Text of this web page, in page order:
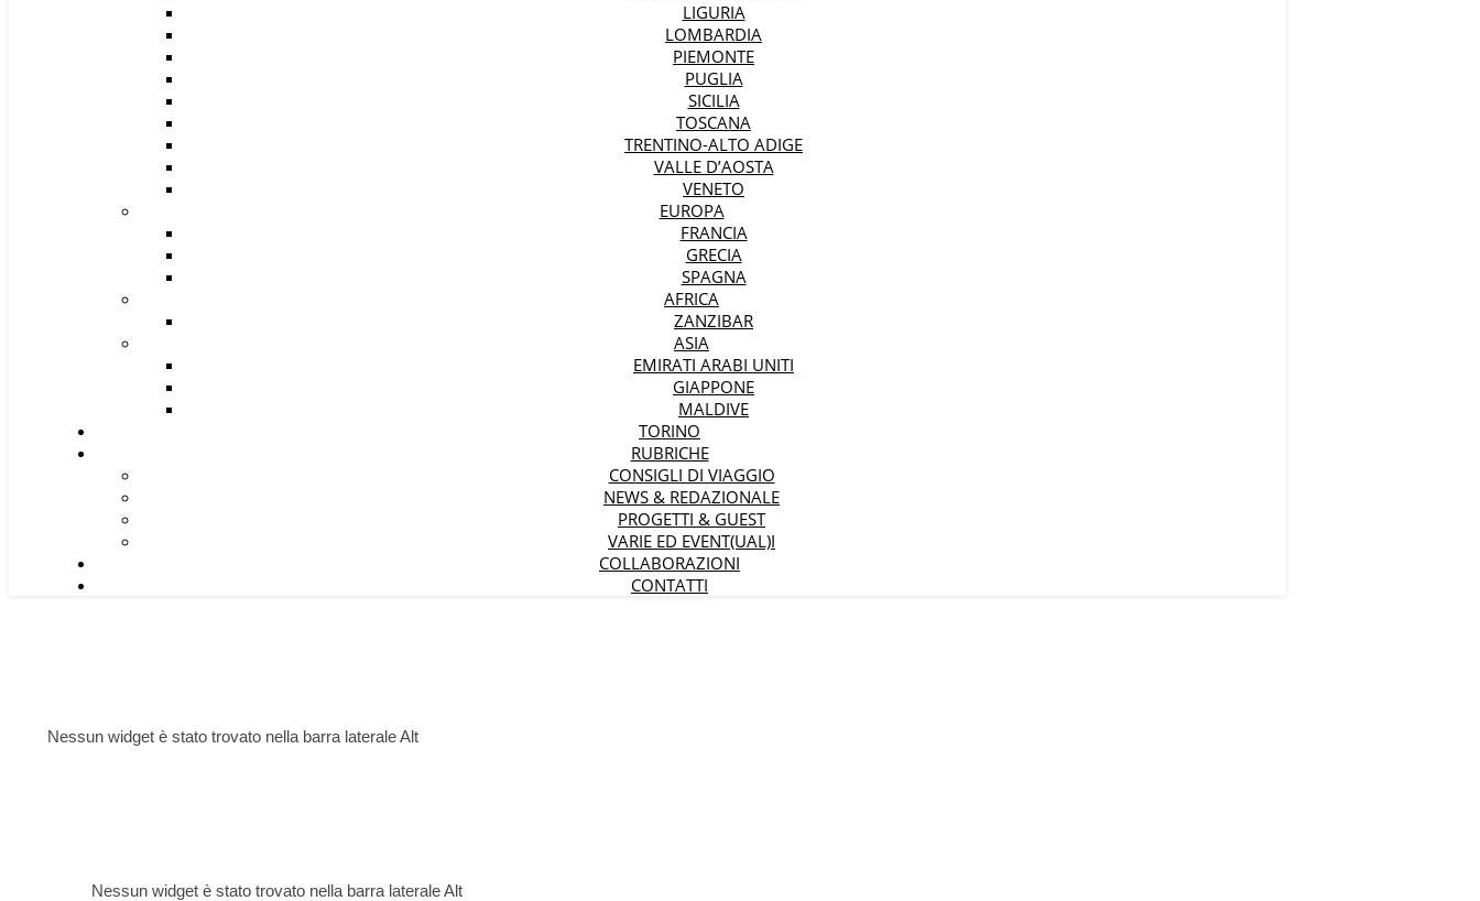
LIGURIA
LOMBARDIA
PIEMONTE
PUGLIA
SICILIA
TOSCANA
TRENTINO-ALTO ADIGE
VALLE D’AOSTA
VENETO
EUROPA
FRANCIA
GRECIA
SPAGNA
AFRICA
ZANZIBAR
ASIA
EMIRATI ARABI UNITI
GIAPPONE
MALDIVE
TORINO
RUBRICHE
CONSIGLI DI VIAGGIO
NEWS & REDAZIONALE
PROGETTI & GUEST
VARIE ED EVENT(UAL)I
COLLABORAZIONI
CONTATTI
Nessun widget è stato trovato nella barra laterale Alt
Nessun widget è stato trovato nella barra laterale Alt